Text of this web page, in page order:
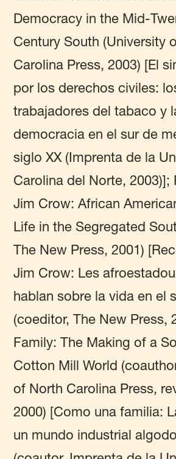
Democracy in the Mid-
Century South (University
Carolina Press, 2003) [El
por los derechos civiles:
trabajadores del tabaco y
democracia en el sur de
siglo XX (Imprenta de la
Carolina del Norte, 2003)];
Jim Crow: African
Life in the Segregated
The New Press, 2001)
Jim Crow: Les
hablan sobre la vida en el
(coeditor, The New Press,
Family: The Making of a
Cotton Mill World
of North Carolina Press,
2000) [Como una familia:
un mundo industrial